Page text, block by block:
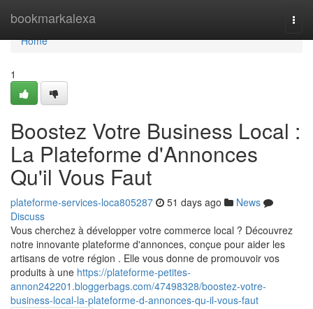
bookmarkalexa
Home
Home
1
Boostez Votre Business Local :
La Plateforme d'Annonces
Qu'il Vous Faut
plateforme-services-loca805287 51 days ago
News
Discuss
Vous cherchez à développer votre commerce local ? Découvrez
notre innovante plateforme d'annonces, conçue pour aider les
artisans de votre région . Elle vous donne de promouvoir vos
produits à une https://plateforme-petites-
annon242201.bloggerbags.com/47498328/boostez-votre-
business-local-la-plateforme-d-annonces-qu-il-vous-faut